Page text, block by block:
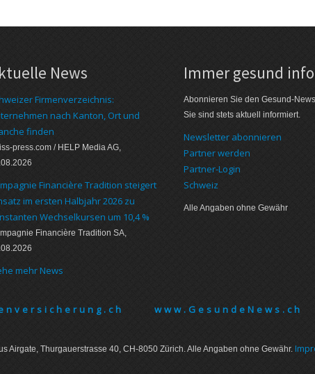
News
Firmenverzeichnis:
nach Kanton, Ort und
finden
press.com / HELP Media AG,
Financière Tradition steigert
im ersten Halbjahr 2026 zu
Wechselkursen um 10,4 %
Financière Tradition SA,
mehr News
Immer gesund
Abonnieren Sie den Gesund-
Sie sind stets aktuell informiert.
Newsletter abonnieren
Partner werden
Partner-Login
Schweiz
Alle Angaben ohne Gewähr
www.GesundeNews.ch
Airgate, Thurgauer­strasse 40, CH-8050 Zürich. Alle Angaben ohne Gewähr.